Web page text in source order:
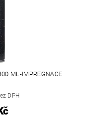
ML-IMPREGNACE
DPH